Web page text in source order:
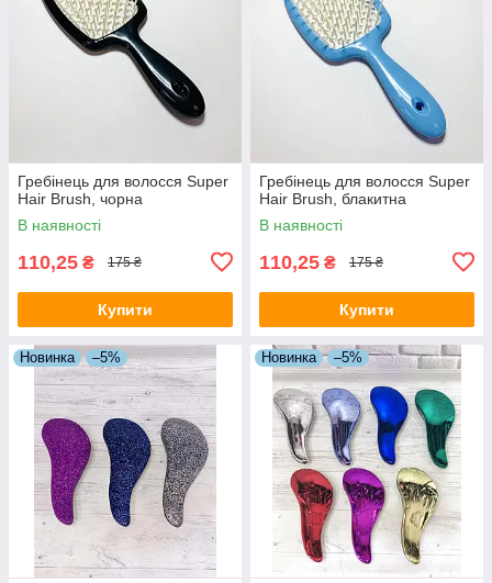
Гребінець для волосся Super
Hair Brush, чорна
В наявності
110,25 ₴ 175 ₴
Купити
Гребінець для волосся Super
Hair Brush, блакитна
В наявності
110,25 ₴ 175 ₴
Купити
Новинка –5% Новинка –5%